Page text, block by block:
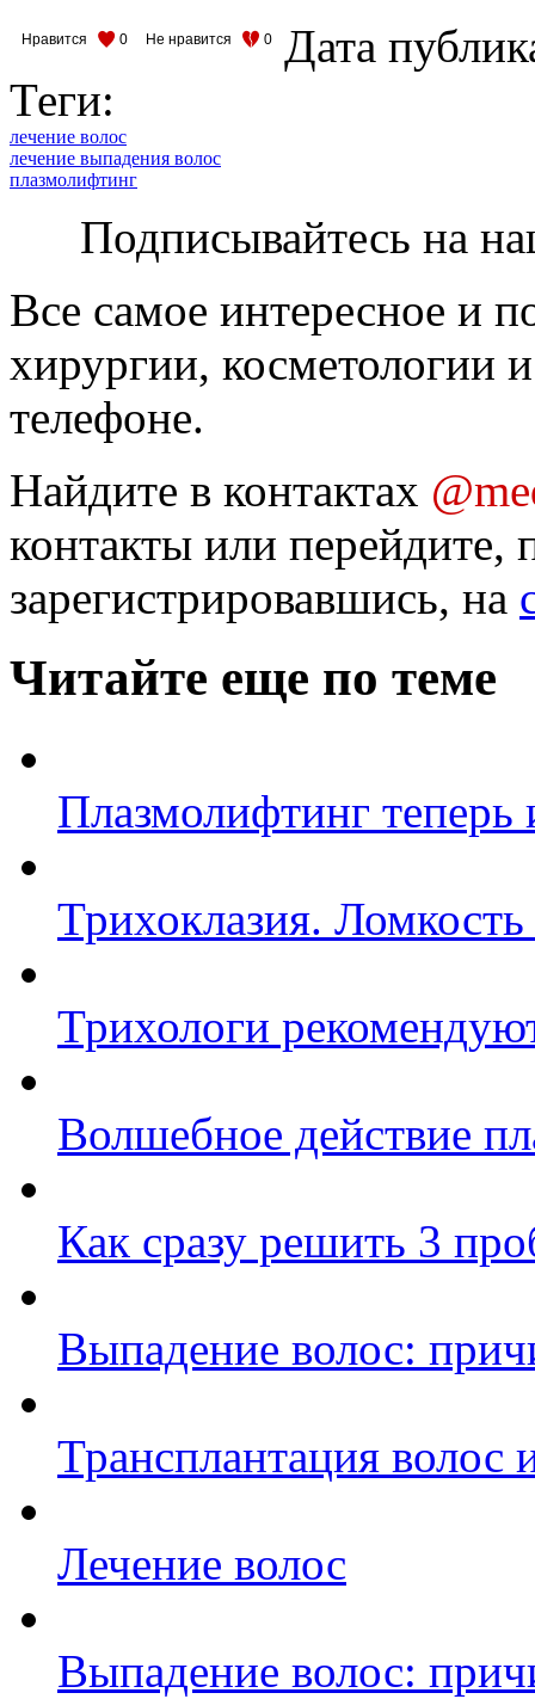
Нравится 0 Не нравится 0
Дата
Теги:
лечение волос
лечение выпадения волос
плазмолифтинг
Подписывайтесь на
Все самое интересное и
хирургии, косметологии
телефоне.
Найдите в контактах
контакты или перейдите,
зарегистрировавшись, на
Читайте еще по теме
Плазмолифтинг теперь
Трихоклазия. Ломкость
Трихологи
Волшебное действие
Как сразу решить 3
Выпадение волос:
Трансплантация волос
Лечение волос
Выпадение волос: